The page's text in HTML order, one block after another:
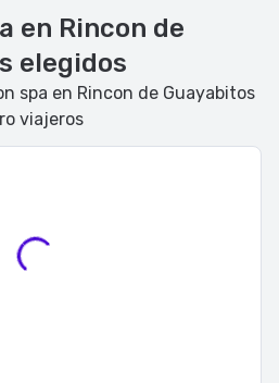
en Rincon de
elegidos
spa en Rincon de Guayabitos
viajeros